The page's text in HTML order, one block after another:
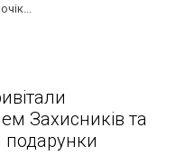
Захисників та
подарунки